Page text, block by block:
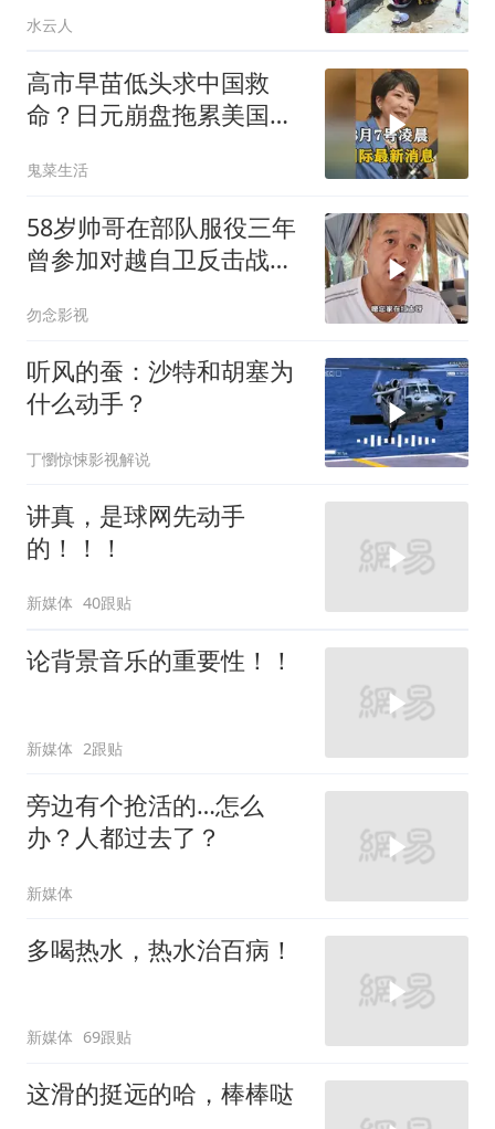
水云人
高市早苗低头求中国救
命？日元崩盘拖累美国下
鬼菜生活
58岁帅哥在部队服役三年
曾参加对越自卫反击战讲
勿念影视
听风的蚕：沙特和胡塞为
什么动手？
丁懰惊悚影视解说
讲真，是球网先动手
的！！！
新媒体 40跟贴
论背景音乐的重要性！！
新媒体 2跟贴
旁边有个抢活的…怎么
办？人都过去了？
新媒体
多喝热水，热水治百病！
新媒体 69跟贴
这滑的挺远的哈，棒棒哒